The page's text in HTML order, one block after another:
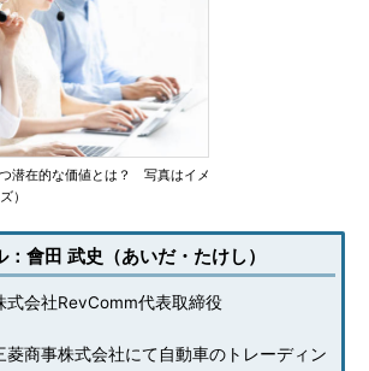
潜在的な価値とは？ 写真はイメ
）
會田 武史（あいだ・たけし）
式会社RevComm代表取締役
菱商事株式会社にて自動車のトレーディン